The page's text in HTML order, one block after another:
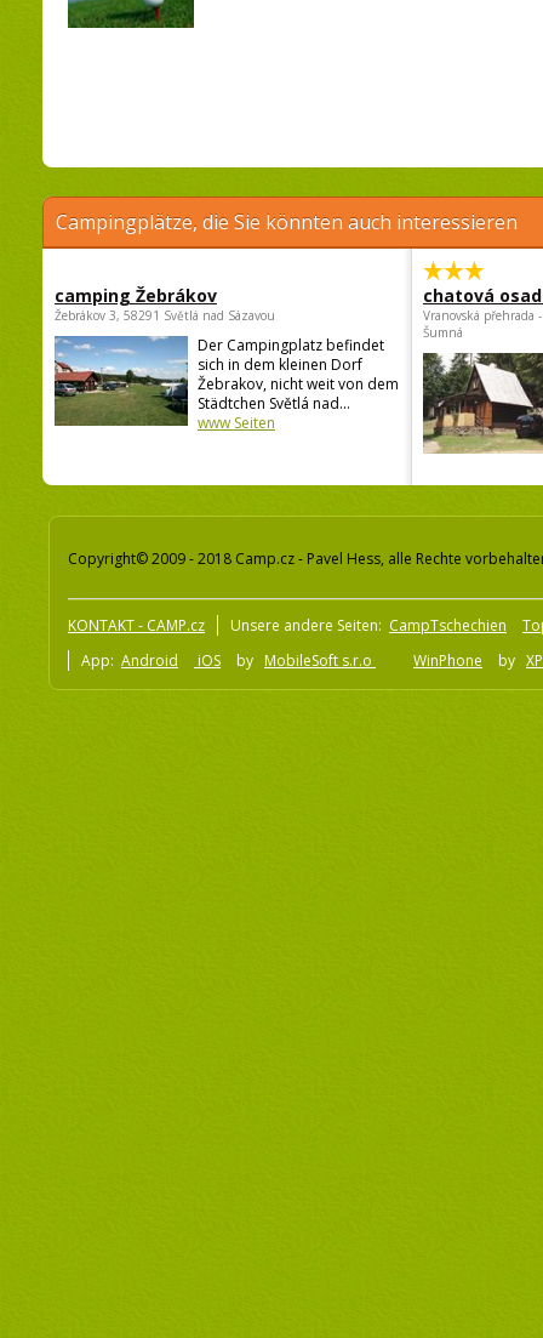
Campingplätze, die Sie könnten auch interessieren
camping Žebrákov
Žebrákov 3, 58291 Světlá nad Sázavou
Der Campingplatz befindet
sich in dem kleinen Dorf
Žebrakov, nicht weit von dem
Städtchen Světlá nad...
www Seiten
chatová
Vranovská přehrada
Šumná
Copyright© 2009 - 2018 Camp.cz - Pavel Hess, alle Rechte
KONTAKT - CAMP.cz Unsere andere Seiten: CampTschechien
App: Android iOS by MobileSoft s.r.o WinPhone by